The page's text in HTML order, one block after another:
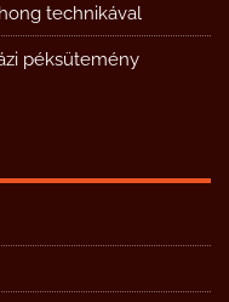
technikával
péksütemény